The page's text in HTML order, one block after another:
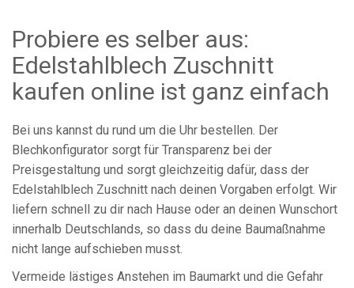
Probiere es selber aus:
Edelstahlblech Zuschnitt
kaufen online ist ganz einfach
Bei uns kannst du rund um die Uhr bestellen. Der
Blechkonfigurator sorgt für Transparenz bei der
Preisgestaltung und sorgt gleichzeitig dafür, dass der
Edelstahlblech Zuschnitt nach deinen Vorgaben erfolgt. Wir
liefern schnell zu dir nach Hause oder an deinen Wunschort
innerhalb Deutschlands, so dass du deine Baumaßnahme
nicht lange aufschieben musst.
Vermeide lästiges Anstehen im Baumarkt und die Gefahr